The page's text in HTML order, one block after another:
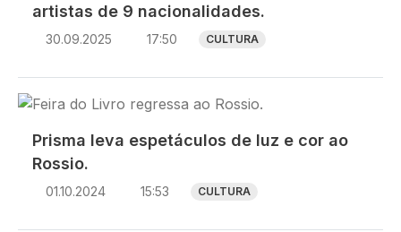
artistas de 9 nacionalidades.
30.09.2025 17:50 CULTURA
Imagem
Prisma leva espetáculos de luz e cor ao
Rossio.
01.10.2024 15:53 CULTURA